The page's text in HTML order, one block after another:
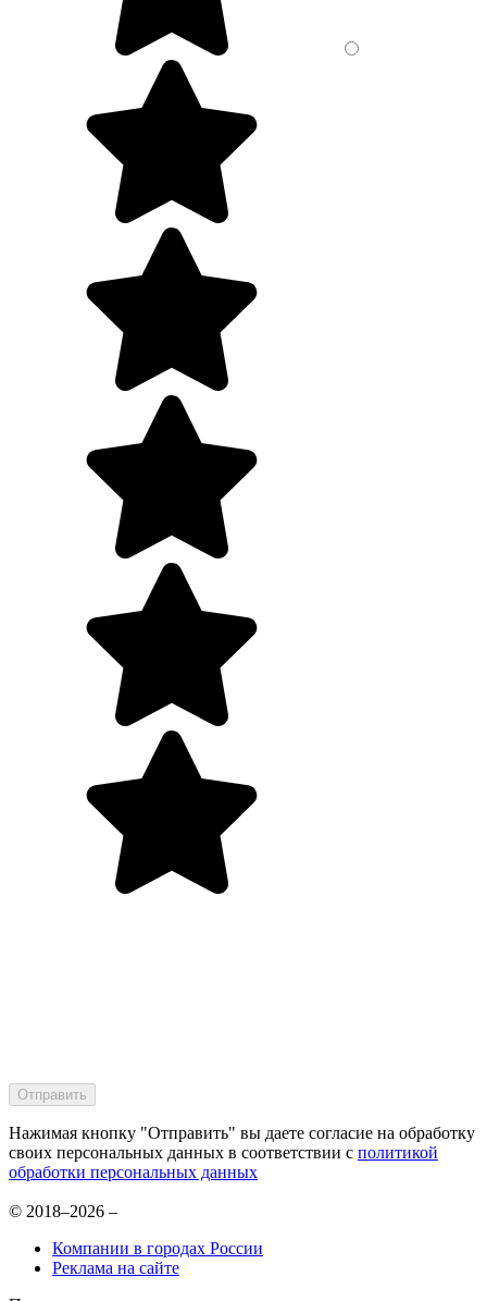
Нажимая кнопку "Отправить" вы даете согласие на обработку
своих персональных данных в соответствии с политикой
обработки персональных данных
© 2018–2026 –
Компании в городах России
Реклама на сайте